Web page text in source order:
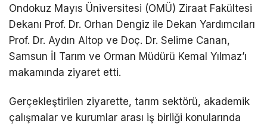
Ondokuz Mayıs Üniversitesi (OMÜ) Ziraat Fakültesi
Dekanı Prof. Dr. Orhan Dengiz ile Dekan Yardımcıları
Prof. Dr. Aydın Altop ve Doç. Dr. Selime Canan,
Samsun İl Tarım ve Orman Müdürü Kemal Yılmaz’ı
makamında ziyaret etti.
Gerçekleştirilen ziyarette, tarım sektörü, akademik
çalışmalar ve kurumlar arası iş birliği konularında